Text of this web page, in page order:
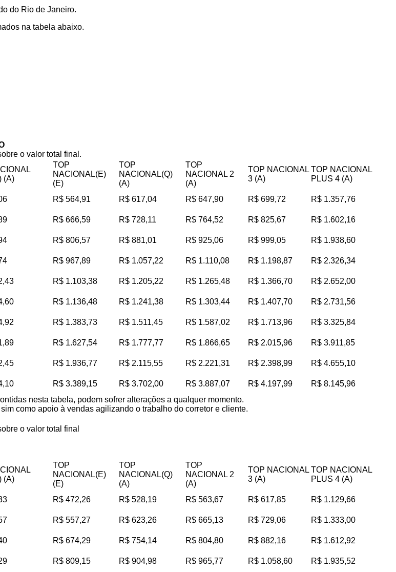
do Rio de Janeiro.
na tabela abaixo.
o valor total final.
(A)
TOP
NACIONAL(E)
(E)
TOP
NACIONAL(Q)
(A)
TOP
NACIONAL 2
(A)
TOP NACIONAL
3 (A)
TOP NACIONAL
PLUS 4 (A)
R$ 564,91 R$ 617,04 R$ 647,90 R$ 699,72
R$ 1.357,76
R$ 666,59 R$ 728,11 R$ 764,52 R$ 825,67
R$ 1.602,16
R$ 806,57 R$ 881,01 R$ 925,06 R$ 999,05
R$ 1.938,60
R$ 967,89 R$ 1.057,22 R$ 1.110,08 R$ 1.198,87
R$ 2.326,34
R$ 1.103,38 R$ 1.205,22 R$ 1.265,48 R$ 1.366,70
R$ 2.652,00
R$ 1.136,48 R$ 1.241,38 R$ 1.303,44 R$ 1.407,70
R$ 2.731,56
R$ 1.383,73 R$ 1.511,45 R$ 1.587,02 R$ 1.713,96
R$ 3.325,84
R$ 1.627,54 R$ 1.777,77 R$ 1.866,65 R$ 2.015,96
R$ 3.911,85
R$ 1.936,77 R$ 2.115,55 R$ 2.221,31 R$ 2.398,99
R$ 4.655,10
R$ 3.389,15 R$ 3.702,00 R$ 3.887,07 R$ 4.197,99
R$ 8.145,96
nesta tabela, podem sofrer alterações a qualquer momento.
como apoio à vendas agilizando o trabalho do corretor e cliente.
o valor total final
(A)
TOP
NACIONAL(E)
(E)
TOP
NACIONAL(Q)
(A)
TOP
NACIONAL 2
(A)
TOP NACIONAL
3 (A)
TOP NACIONAL
PLUS 4 (A)
R$ 472,26 R$ 528,19 R$ 563,67 R$ 617,85
R$ 1.129,66
R$ 557,27 R$ 623,26 R$ 665,13 R$ 729,06
R$ 1.333,00
R$ 674,29 R$ 754,14 R$ 804,80 R$ 882,16
R$ 1.612,92
R$ 809,15 R$ 904,98 R$ 965,77 R$ 1.058,60
R$ 1.935,52